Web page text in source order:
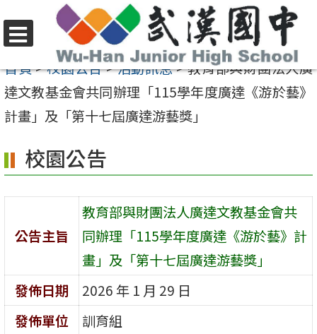
至
要
內
區
選
單
首頁>校園公告>活動訊息>教育部與財團法人廣
達文教基金會共同辦理「115學年度廣達《游於藝》
計畫」及「第十七屆廣達游藝獎」
校園公告
公告主旨
教育部與財團法人廣達文教基金會共
同辦理「115學年度廣達《游於藝》計
畫」及「第十七屆廣達游藝獎」
發佈日期
2026 年 1 月 29 日
發佈單位
訓育組